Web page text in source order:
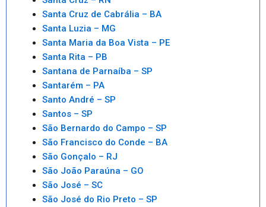
Santa Cruz de Cabrália – BA
Santa Luzia – MG
Santa Maria da Boa Vista – PE
Santa Rita – PB
Santana de Parnaíba – SP
Santarém – PA
Santo André – SP
Santos – SP
São Bernardo do Campo – SP
São Francisco do Conde – BA
São Gonçalo – RJ
São João Paraúna – GO
São José – SC
São José do Rio Preto – SP